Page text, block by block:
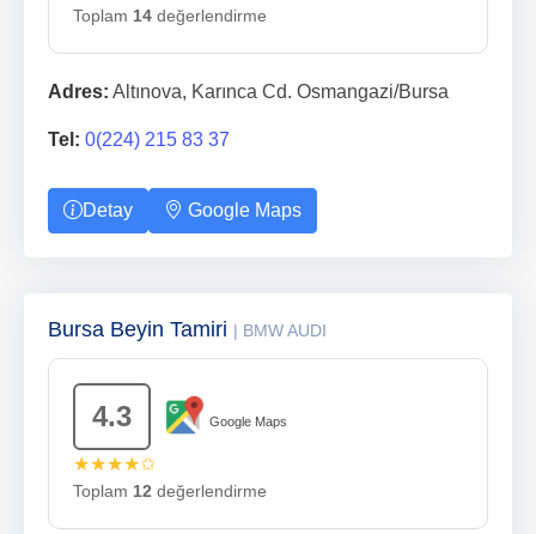
Toplam 14 değerlendirme
Adres: Altınova, Karınca Cd. Osmangazi/Bursa
Tel: 0(224) 215 83 37
Detay Google Maps
Bursa Beyin Tamiri | BMW AUDI
4.3 Google Maps
★★★★✩
Toplam 12 değerlendirme